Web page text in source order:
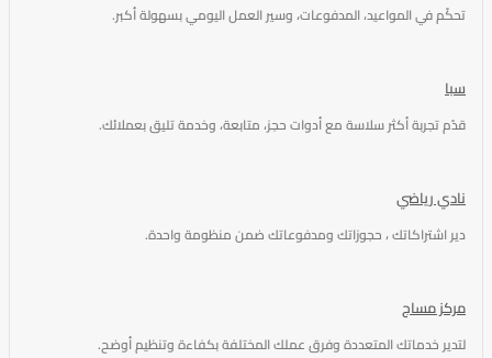
تحكّم في المواعيد، المدفوعات، وسير العمل اليومي بسهولة أكبر.
سبا
قدّم تجربة أكثر سلاسة مع أدوات حجز، متابعة، وخدمة تليق بعملائك.
نادي رياضي
دير اشتراكاتك ، حجوزاتك ومدفوعاتك ضمن منظومة واحدة.
مركز مساج
لتدير خدماتك المتعددة وفرق عملك المختلفة بكفاءة وتنظيم أوضح.